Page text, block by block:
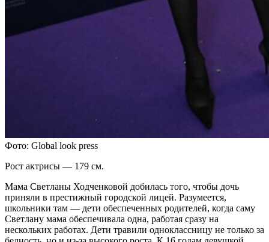
Фото: Global look press
Рост актрисы — 179 см.
Мама Светланы Ходченковой добилась того, чтобы дочь
приняли в престижный городской лицей. Разумеется,
школьники там — дети обеспеченных родителей, когда саму
Светлану мама обеспечивала одна, работая сразу на
нескольких работах. Дети травили одноклассницу не только за